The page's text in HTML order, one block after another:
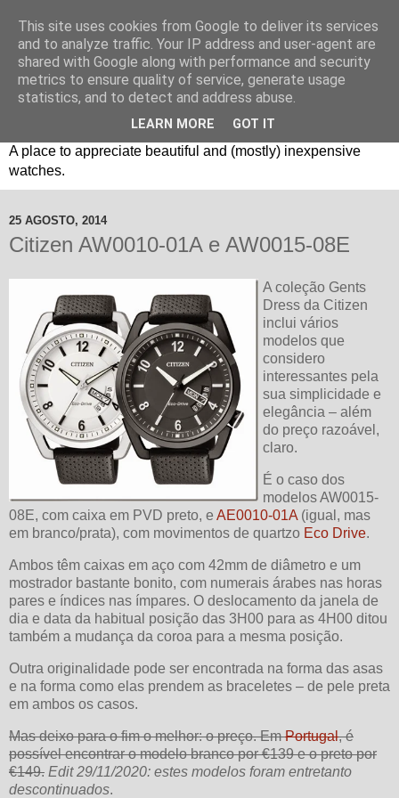
Um espaço sobre relógios "B3": Bons, Bonitos e Baratos. //
A place to appreciate beautiful and (mostly) inexpensive
watches.
25 AGOSTO, 2014
Citizen AW0010-01A e AW0015-08E
A coleção Gents
Dress da Citizen
inclui vários
modelos que
considero
interessantes pela
sua simplicidade e
elegância – além
do preço razoável,
claro.
É o caso dos
modelos AW0015-
08E, com caixa em PVD preto, e AE0010-01A (igual, mas
em branco/prata), com movimentos de quartzo Eco Drive.
Ambos têm caixas em aço com 42mm de diâmetro e um
mostrador bastante bonito, com numerais árabes nas horas
pares e índices nas ímpares. O deslocamento da janela de
dia e data da habitual posição das 3H00 para as 4H00 ditou
também a mudança da coroa para a mesma posição.
Outra originalidade pode ser encontrada na forma das asas
e na forma como elas prendem as braceletes – de pele preta
em ambos os casos.
Mas deixo para o fim o melhor: o preço. EmPortugal, é
possível encontrar o modelo branco por €139 e o preto por
€149. Edit 29/11/2020: estes modelos foram entretanto
descontinuados.
This site uses cookies from Google to deliver its services
and to analyze traffic. Your IP address and user-agent are
shared with Google along with performance and security
metrics to ensure quality of service, generate usage
statistics, and to detect and address abuse.
LEARN MORE GOT IT